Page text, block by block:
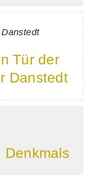
Tür der
Danstedt
Denkmals